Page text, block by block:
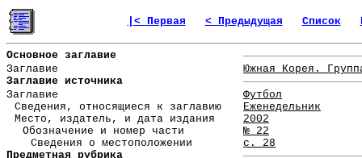
|< Первая < Предыдущая Список
Основное заглавие
Заглавие
Южная Корея.
Заглавие источника
Заглавие
Футбол
Сведения, относящиеся к заглавию
Еженедельник
Место, издатель, и дата издания
2002
Обозначение и номер части
№ 22
Сведения о местоположении
с. 28
Предметная рубрика